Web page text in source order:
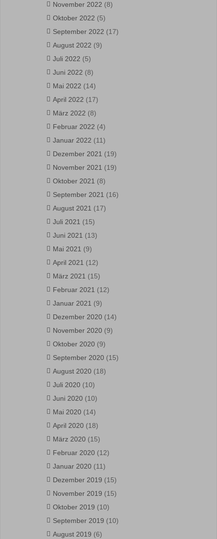
November 2022 (8)
Oktober 2022 (5)
September 2022 (17)
August 2022 (9)
Juli 2022 (5)
Juni 2022 (8)
Mai 2022 (14)
April 2022 (17)
März 2022 (8)
Februar 2022 (4)
Januar 2022 (11)
Dezember 2021 (19)
November 2021 (19)
Oktober 2021 (8)
September 2021 (16)
August 2021 (17)
Juli 2021 (15)
Juni 2021 (13)
Mai 2021 (9)
April 2021 (12)
März 2021 (15)
Februar 2021 (12)
Januar 2021 (9)
Dezember 2020 (14)
November 2020 (9)
Oktober 2020 (9)
September 2020 (15)
August 2020 (18)
Juli 2020 (10)
Juni 2020 (10)
Mai 2020 (14)
April 2020 (18)
März 2020 (15)
Februar 2020 (12)
Januar 2020 (11)
Dezember 2019 (15)
November 2019 (15)
Oktober 2019 (10)
September 2019 (10)
August 2019 (6)